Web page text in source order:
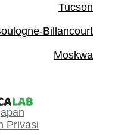
Tucson
Billancourt
Moskwa
Privasi